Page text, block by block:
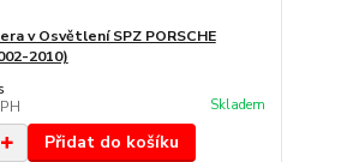
v Osvětlení SPZ PORSCHE
2010)
Skladem
Přidat do košíku